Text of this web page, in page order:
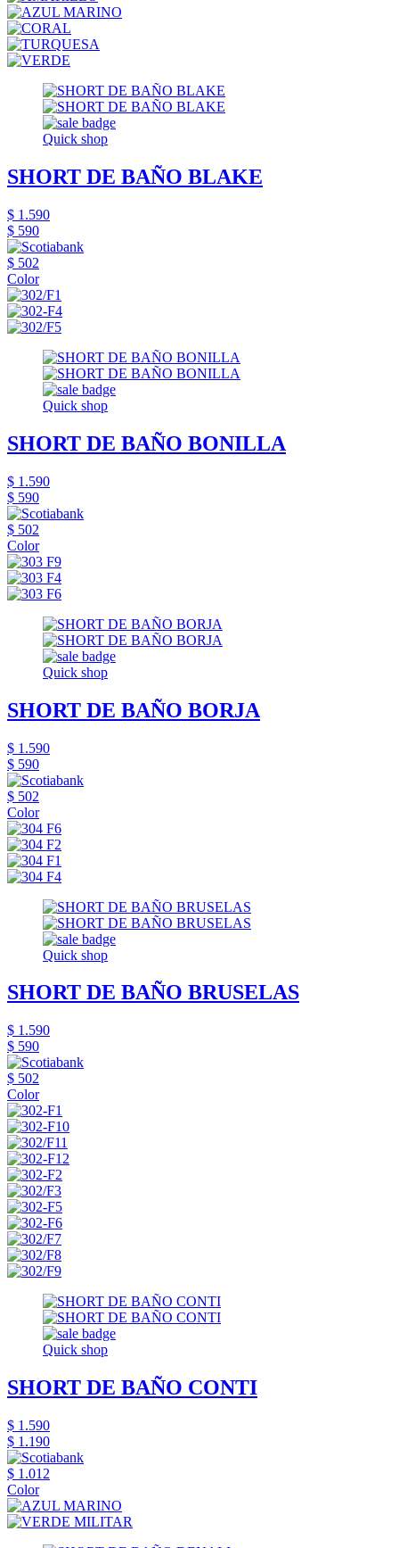
Quick shop
SHORT DE BAÑO BLAKE
$ 1.590
$ 590
$ 502
Color
Quick shop
SHORT DE BAÑO BONILLA
$ 1.590
$ 590
$ 502
Color
Quick shop
SHORT DE BAÑO BORJA
$ 1.590
$ 590
$ 502
Color
Quick shop
SHORT DE BAÑO BRUSELAS
$ 1.590
$ 590
$ 502
Color
Quick shop
SHORT DE BAÑO CONTI
$ 1.590
$ 1.190
$ 1.012
Color